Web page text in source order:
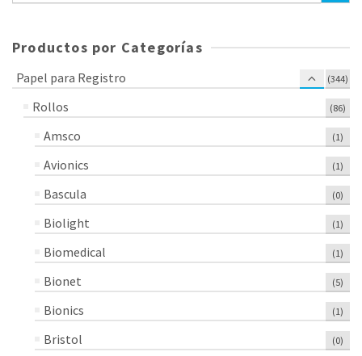
Productos por Categorías
Papel para Registro (344)
Rollos (86)
Amsco (1)
Avionics (1)
Bascula (0)
Biolight (1)
Biomedical (1)
Bionet (5)
Bionics (1)
Bristol (0)